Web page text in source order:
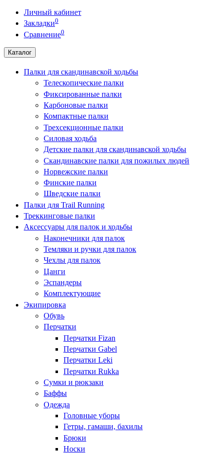
Личный кабинет
Закладки0
Сравнение0
Каталог
Палки для скандинавской ходьбы
Телескопические палки
Фиксированные палки
Карбоновые палки
Компактные палки
Трехсекционные палки
Силовая ходьба
Детские палки для скандинавской ходьбы
Скандинавские палки для пожилых людей
Норвежские палки
Финские палки
Шведские палки
Палки для Trail Running
Треккинговые палки
Аксессуары для палок и ходьбы
Наконечники для палок
Темляки и ручки для палок
Чехлы для палок
Цанги
Эспандеры
Комплектующие
Экипировка
Обувь
Перчатки
Перчатки Fizan
Перчатки Gabel
Перчатки Leki
Перчатки Rukka
Сумки и рюкзаки
Баффы
Одежда
Головные уборы
Гетры, гамаши, бахилы
Брюки
Носки